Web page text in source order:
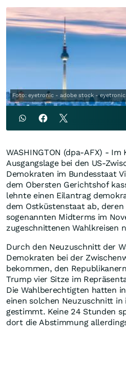
Foto: eyetronic - adobe stock - eyetronic
WASHINGTON (dpa-AFX) -
Ausgangslage bei den US-
Demokraten im Bundesstaat
dem Obersten Gerichtshof
lehnte einen Eilantrag
dem Ostküstenstaat ab,
sogenannten Midterms im
zugeschnittenen Wahlkreisen
Durch den Neuzuschnitt der
Demokraten bei der
bekommen, den
Trump vier Sitze im
Die Wahlberechtigten hatten
einen solchen Neuzuschnitt in
gestimmt. Keine 24 Stunden
dort die Abstimmung